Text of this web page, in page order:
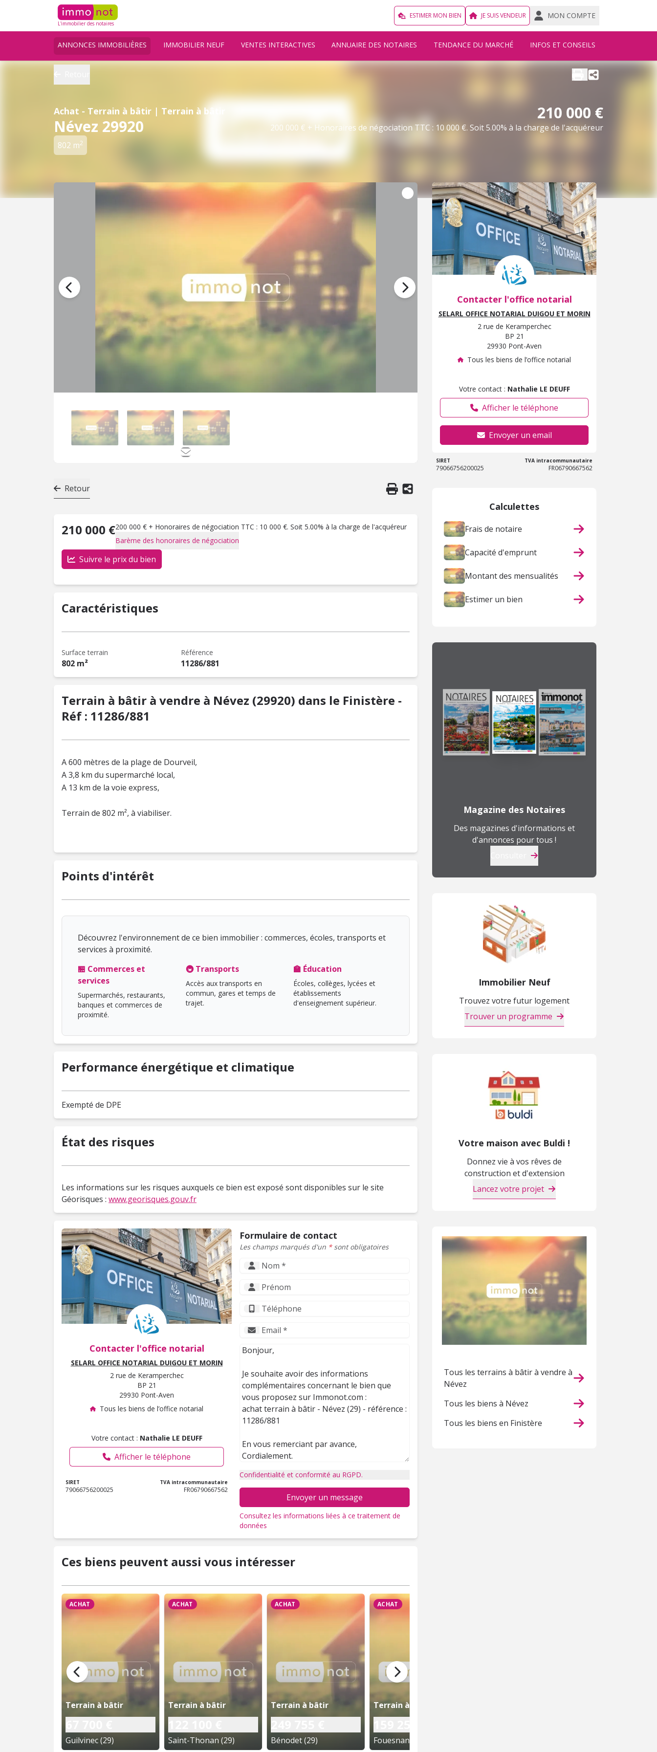
L'immobilier des notaires
ESTIMER MON BIEN JE SUIS VENDEUR MON COMPTE
ANNONCES IMMOBILIÈRES IMMOBILIER NEUF VENTES INTERACTIVES ANNUAIRE DES NOTAIRES TENDANCE DU MARCHÉ INFOS ET CONSEILS
Achat - Terrain à bâtir | Terrain à bâtir
Névez 29920
802 m2
210 000 €
200 000 € + Honoraires de négociation TTC : 10 000 €. Soit 5.00% à la charge de l'acquéreur
Retour
210 000 €200 000 € + Honoraires de négociation TTC : 10 000 €. Soit 5.00% à la charge de l'acquéreur
Barème des honoraires de négociation
Suivre le prix du bien
Caractéristiques
Surface terrain
802 m²
Référence
11286/881
Terrain à bâtir à vendre à Névez (29920) dans le Finistère -
Réf : 11286/881
A 600 mètres de la plage de Dourveil,
A 3,8 km du supermarché local,
A 13 km de la voie express,
Terrain de 802 m², à viabiliser.
Points d'intérêt
Découvrez l'environnement de ce bien immobilier : commerces, écoles, transports et
services à proximité.
🏪 Commerces et
services
Supermarchés, restaurants,
banques et commerces de
proximité.
🚇 Transports
Accès aux transports en
commun, gares et temps de
trajet.
🏫 Éducation
Écoles, collèges, lycées et
établissements
d'enseignement supérieur.
Performance énergétique et climatique
Exempté de DPE
État des risques
Les informations sur les risques auxquels ce bien est exposé sont disponibles sur le site
Géorisques : www.georisques.gouv.fr
Contacter l'office notarial
SELARL OFFICE NOTARIAL DUIGOU ET MORIN
2 rue de Keramperchec
BP 21
29930 Pont-Aven
Tous les biens de l’office notarial
Votre contact : Nathalie LE DEUFF
Afficher le téléphone
SIRET
79066756200025
TVA intracommunautaire
FR06790667562
Formulaire de contact
Les champs marqués d'un *sont obligatoires
Confidentialité et conformité au RGPD.
Envoyer un message
Consultez les informations liées à ce traitement de
données
Ces biens peuvent aussi vous intéresser
ACHAT
Terrain à bâtir
Guilvinec (29)
ACHAT
Terrain à bâtir
Saint-Thonan (29)
ACHAT
Terrain à bâtir
Bénodet (29)
ACHAT
Terrain à bâtir
Fouesnant (29)
Contacter l'office notarial
SELARL OFFICE NOTARIAL DUIGOU ET MORIN
2 rue de Keramperchec
BP 21
29930 Pont-Aven
Tous les biens de l’office notarial
Votre contact : Nathalie LE DEUFF
Afficher le téléphone
Envoyer un email
SIRET
79066756200025
TVA intracommunautaire
FR06790667562
Calculettes
Frais de notaire
Capacité d'emprunt
Montant des mensualités
Estimer un bien
Magazine des Notaires
Des magazines d'informations et
d'annonces pour tous !
Immobilier Neuf
Trouvez votre futur logement
Trouver un programme
Votre maison avec Buldi !
Donnez vie à vos rêves de
construction et d'extension
Lancez votre projet
Tous les terrains à bâtir à vendre à
Névez
Tous les biens à Névez
Tous les biens en Finistère